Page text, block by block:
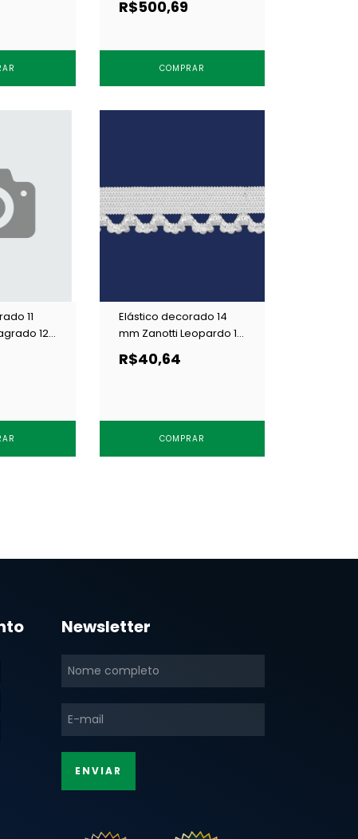
R$500,69
COMPRAR
11
12
Elástico decorado 14
mm Zanotti Leopardo 15
preto c/ 50 m
R$40,64
COMPRAR
Newsletter